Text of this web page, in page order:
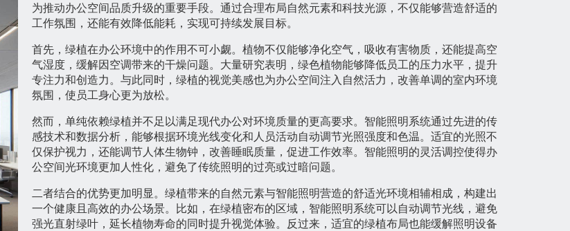
为推动办公空间品质升级的重要手段。通过合理布局自然元素和科技光源，不仅能够营造舒适的
工作氛围，还能有效降低能耗，实现可持续发展目标。
首先，绿植在办公环境中的作用不可小觑。植物不仅能够净化空气，吸收有害物质，还能提高空
气湿度，缓解因空调带来的干燥问题。大量研究表明，绿色植物能够降低员工的压力水平，提升
专注力和创造力。与此同时，绿植的视觉美感也为办公空间注入自然活力，改善单调的室内环境
氛围，使员工身心更为放松。
然而，单纯依赖绿植并不足以满足现代办公对环境质量的更高要求。智能照明系统通过先进的传
感技术和数据分析，能够根据环境光线变化和人员活动自动调节光照强度和色温。适宜的光照不
仅保护视力，还能调节人体生物钟，改善睡眠质量，促进工作效率。智能照明的灵活调控使得办
公空间光环境更加人性化，避免了传统照明的过亮或过暗问题。
二者结合的优势更加明显。绿植带来的自然元素与智能照明营造的舒适光环境相辅相成，构建出
一个健康且高效的办公场景。比如，在绿植密布的区域，智能照明系统可以自动调节光线，避免
强光直射绿叶，延长植物寿命的同时提升视觉体验。反过来，适宜的绿植布局也能缓解照明设备